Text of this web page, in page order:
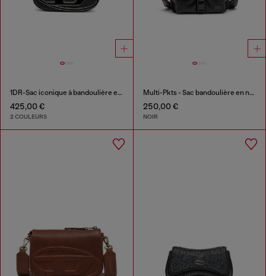
1DR-Sac iconique à bandoulière en cuir nappa
425,00 €
2 COULEURS
Multi-Pkts - Sac bandoulière en nylon avec poche à rabat
250,00 €
NOIR